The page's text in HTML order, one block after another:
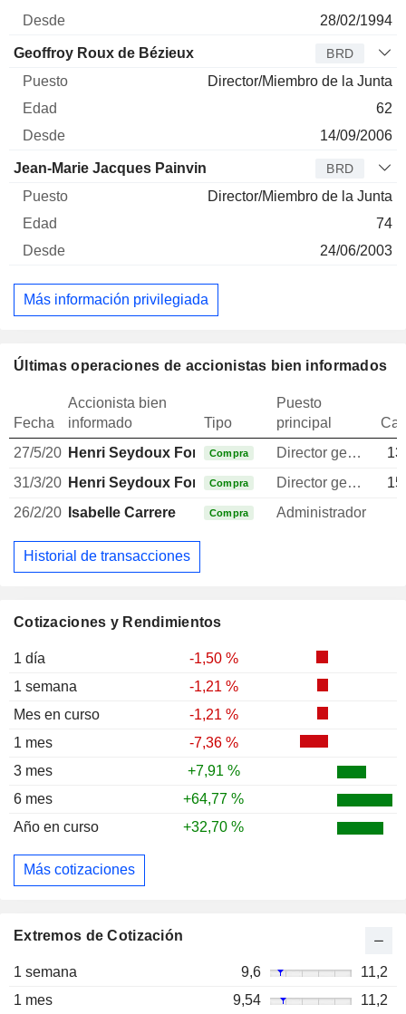
Cotizaciones y Rendimientos
1 día
-1,50 %
1 semana
-1,21 %
Mes en curso
-1,21 %
1 mes
-7,36 %
3 mes
+7,91 %
6 mes
+64,77 %
Año en curso
+32,70 %
Más cotizaciones
Extremos de Cotización
1 semana 9,6
11,2
1 mes
9,54
11,2
28/02/1994
Geoffroy Roux de Bézieux BRD
Director/Miembro de la Junta
62
14/09/2006
Jean-Marie Jacques Painvin BRD
Director/Miembro de la Junta
74
24/06/2003
Más información privilegiada
Últimas operaciones de accionistas bien informados
Fecha
Accionista bien
informado
Tipo
Puesto
principal
27/5/20 Henri Seydoux Fornier de Clausonne
Compra Director general
31/3/20 Henri Seydoux Fornier de Clausonne
Compra Director general
26/2/20
Isabelle Carrere Compra Administrador
Historial de transacciones